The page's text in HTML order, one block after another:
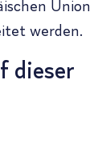
Union
werden.
dieser